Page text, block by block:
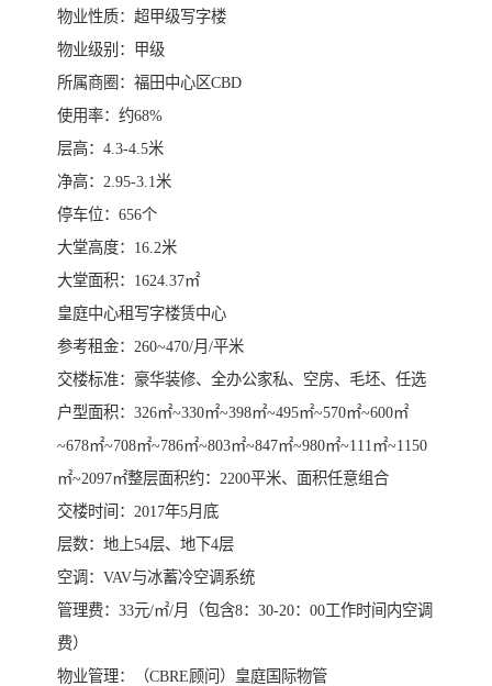
物业性质：超甲级写字楼
物业级别：甲级
所属商圈：福田中心区CBD
使用率：约68%
层高：4.3-4.5米
净高：2.95-3.1米
停车位：656个
大堂高度：16.2米
大堂面积：1624.37㎡
皇庭中心租写字楼赁中心
参考租金：260~470/月/平米
交楼标准：豪华装修、全办公家私、空房、毛坯、任选
户型面积：326㎡~330㎡~398㎡~495㎡~570㎡~600㎡
~678㎡~708㎡~786㎡~803㎡~847㎡~980㎡~111㎡~1150
㎡~2097㎡整层面积约：2200平米、面积任意组合
交楼时间：2017年5月底
层数：地上54层、地下4层
空调：VAV与冰蓄冷空调系统
管理费：33元/㎡/月（包含8：30-20：00工作时间内空调
费）
物业管理：（CBRE顾问）皇庭国际物管